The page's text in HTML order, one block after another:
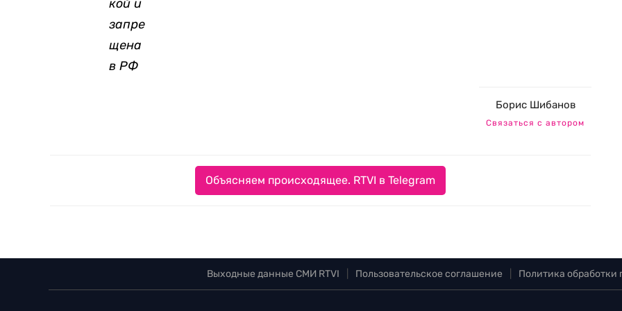
кой и
запре
щена
в РФ
Борис Шибанов
Связаться с автором
Объясняем происходящее. RTVI в Telegram
Выходные данные СМИ RTVI Пользовательское соглашение Политика